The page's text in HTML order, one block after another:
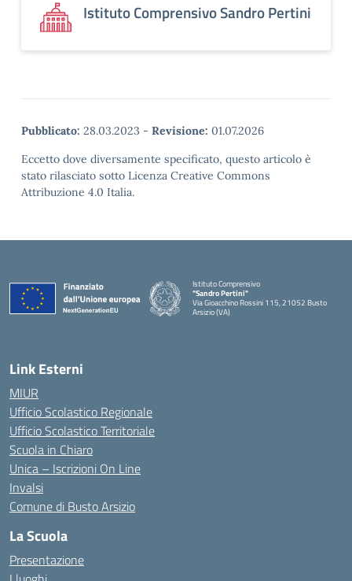
Istituto Comprensivo Sandro Pertini
Pubblicato: 28.03.2023 - Revisione: 01.07.2026
Eccetto dove diversamente specificato, questo articolo è
stato rilasciato sotto Licenza Creative Commons
Attribuzione 4.0 Italia.
Istituto Comprensivo
"Sandro Pertini"
Via Gioacchino Rossini 115, 21052 Busto
Arsizio (VA)
Link Esterni
MIUR
Ufficio Scolastico Regionale
Ufficio Scolastico Territoriale
Scuola in Chiaro
Unica – Iscrizioni On Line
Invalsi
Comune di Busto Arsizio
La Scuola
Presentazione